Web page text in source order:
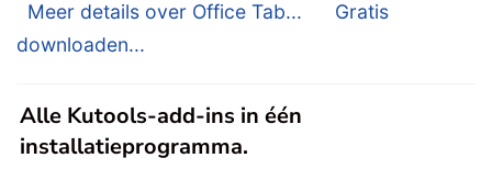
Meer details over Office Tab...
Gratis
downloaden...
Alle Kutools-add-ins in één
installatieprogramma.